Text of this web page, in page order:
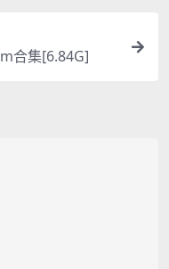
合集[6.84G]